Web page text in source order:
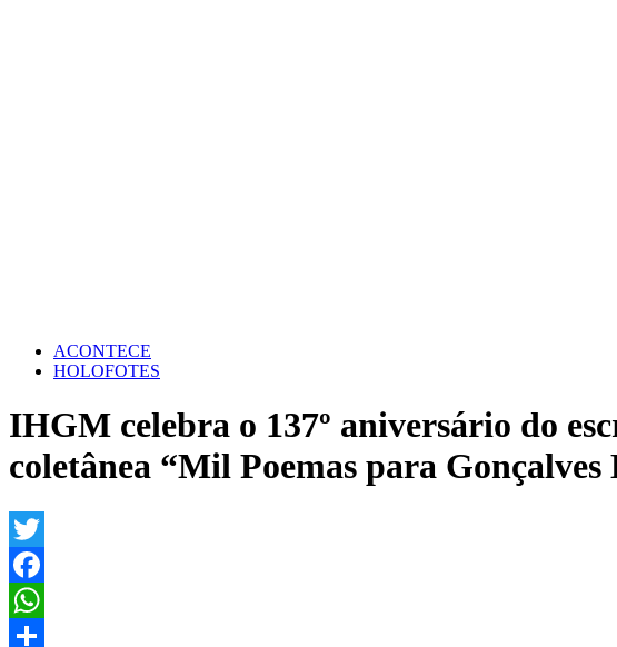
ACONTECE
HOLOFOTES
IHGM celebra o 137º aniversário do
coletânea “Mil Poemas para Gonçalves
Twitter
Facebook
WhatsApp